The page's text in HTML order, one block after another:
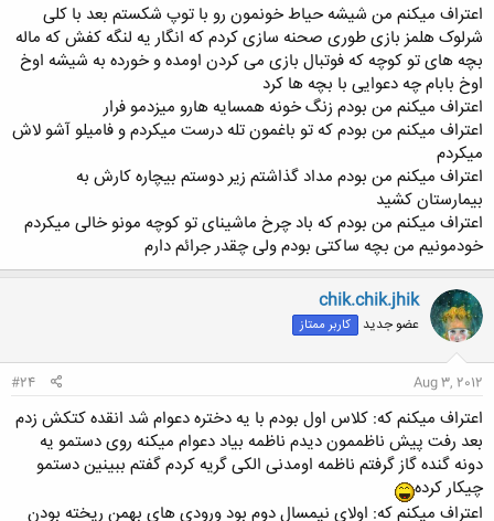
اعتراف میکنم من شیشه حیاط خونمون رو با توپ شکستم بعد با کلی
شرلوک هلمز بازی طوری صحنه سازی کردم که انگار یه لنگه کفش که ماله
بچه های تو کوچه که فوتبال بازی می کردن اومده و خورده به شیشه اوخ
اوخ بابام چه دعوایی با بچه ها کرد
اعتراف میکنم من بودم زنگ خونه همسایه هارو میزدمو فرار
اعتراف میکنم من بودم که تو باغمون تله درست میکردم و فامیلو آشو لاش
میکردم
اعتراف میکنم من بودم مداد گذاشتم زیر دوستم بیچاره کارش به
بیمارستان کشید
اعتراف میکنم من بودم که باد چرخ ماشینای تو کوچه مونو خالی میکردم
خودمونیم من بچه ساکتی بودم ولی چقدر جرائم دارم
chik.chik.jhik
عضو جدید کاربر ممتاز
Aug 3, 2012
#24
اعتراف میکنم که: کلاس اول بودم با یه دختره دعوام شد انقده کتکش زدم
بعد رفت پیش ناظممون دیدم ناظمه بیاد دعوام میکنه روی دستمو یه
دونه گنده گاز گرفتم ناظمه اومدنی الکی گریه کردم گفتم ببینین دستمو
چیکار کرده
اعتراف میکنم که: اولای نیمسال دوم بود ورودی های بهمن ریخته بودن